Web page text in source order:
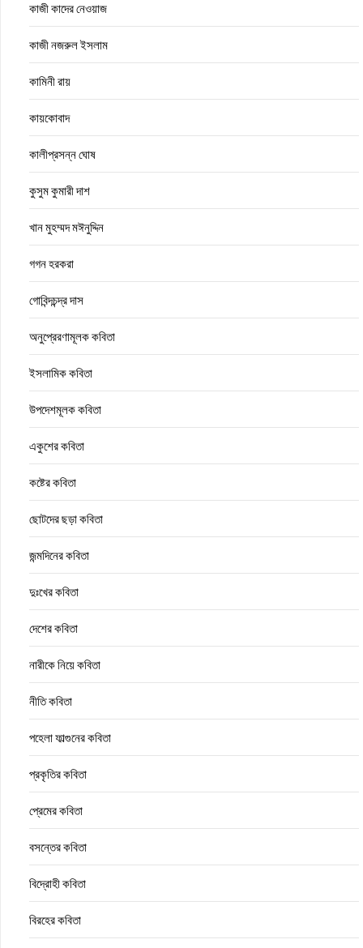
কাজী কাদের নেওয়াজ
কাজী নজরুল ইসলাম
কামিনী রায়
কায়কোবাদ
কালীপ্রসন্ন ঘোষ
কুসুম কুমারী দাশ
খান মুহম্মদ মঈনুদ্দিন
গগন হরকরা
গোবিন্দচন্দ্র দাস
অনুপ্রেরণামূলক কবিতা
ইসলামিক কবিতা
উপদেশমূলক কবিতা
একুশের কবিতা
কষ্টের কবিতা
ছোটদের ছড়া কবিতা
জন্মদিনের কবিতা
দুঃখের কবিতা
দেশের কবিতা
নারীকে নিয়ে কবিতা
নীতি কবিতা
পহেলা ফাল্গুনের কবিতা
প্রকৃতির কবিতা
প্রেমের কবিতা
বসন্তের কবিতা
বিদ্রোহী কবিতা
বিরহের কবিতা